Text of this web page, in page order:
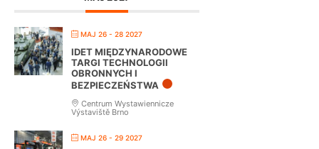
MAJ 26 - 28 2027
IDET MIĘDZYNARODOWE
TARGI TECHNOLOGII
OBRONNYCH I
BEZPIECZEŃSTWA
Centrum Wystawiennicze
Výstaviště Brno
MAJ 26 - 29 2027